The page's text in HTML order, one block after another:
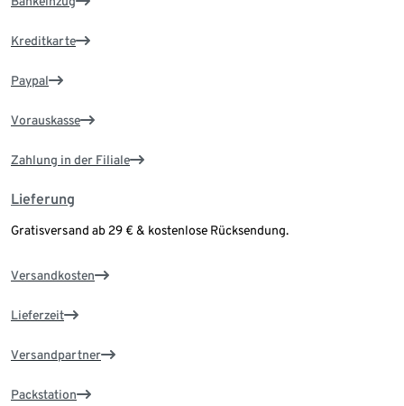
Kreditkarte
Paypal
Vorauskasse
Zahlung in der Filiale
Lieferung
Gratisversand ab 29 € & kostenlose Rücksendung.
Versandkosten
Lieferzeit
Versandpartner
Packstation